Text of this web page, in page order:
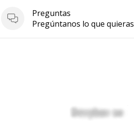
Preguntas
Preguntas
Pregúntanos lo que quieras